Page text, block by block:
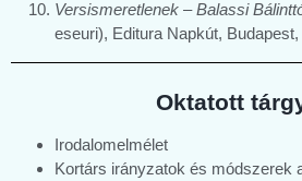
Versismeretlenek –Balassi
eseuri), Editura Napkút, Budapest,
Oktatott
Irodalomelmélet
Kortárs irányzatok és módszerek